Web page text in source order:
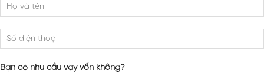
Bạn có nhu cầu vay vốn không?